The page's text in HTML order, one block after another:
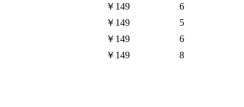
￥149
6
￥149
5
￥149
6
￥149 8